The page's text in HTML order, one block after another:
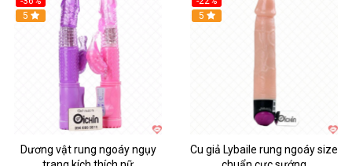
Hot
5
Dương vật rung ngoáy ngụy
Hot
5
Cu giả Lybaile rung ngoáy size